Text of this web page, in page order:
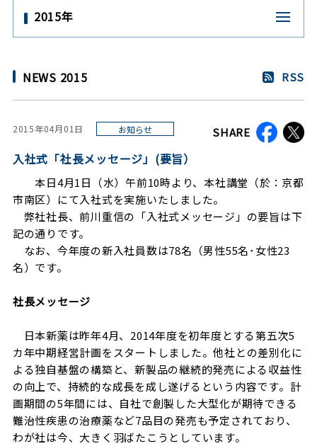
2015年
NEWS 2015 RSS
2015年04月01日 お知らせ SHARE
入社式「社長メッセージ」(要旨）
本日4月1日（水）午前10時より、本社講堂（於：京都
市南区）にて入社式を実施いたしました。
弊社社長、前川重信の「入社式メッセージ」の要旨は下
記の通りです。
なお、今年度の新入社員数は78名（男性55名･女性23
名）です。
社長メッセージ
日本新薬は昨年4月、2014年度を初年度とする第五次5
カ年中期経営計画をスタートしました。他社との差別化に
よる独自基盤の構築と、新製品の継続的発売による収益性
の向上で、持続的な成長を成し遂げるという内容です。計
画期間の5年間には、自社で創製した大型化が期待できる
難治性疾患の治療薬など7品目の発売も予定されており、
わが社は今、大きく羽ばたこうとしています。